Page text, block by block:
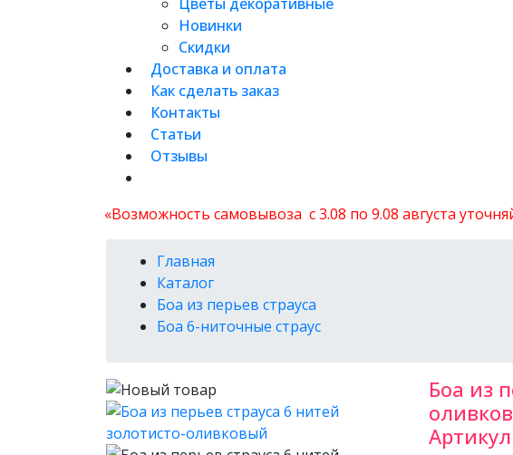
Новинки
Скидки
Доставка и оплата
Как сделать заказ
Контакты
Статьи
Отзывы
«Возможность самовывоза с 3.08 по 9.08 августа
Главная
Каталог
Боа из перьев страуса
Боа 6-ниточные страус
Боа из